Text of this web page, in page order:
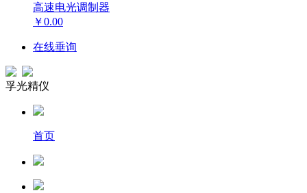
高速电光调制器
￥0.00
在线垂询
孚光精仪
首页